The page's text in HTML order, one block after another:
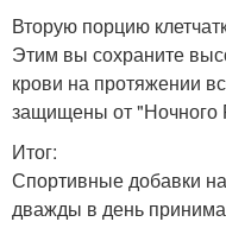
Вторую порцию
Этим вы сохраните
крови на протяжении
защищены от "Ночного
Итог:
Спортивные добавки
дважды в день